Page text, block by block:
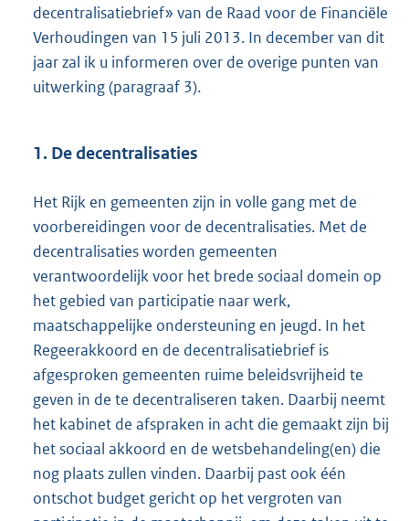
decentralisatiebrief» van de Raad voor de Financiële
Verhoudingen van 15 juli 2013. In december van dit
jaar zal ik u informeren over de overige punten van
uitwerking (paragraaf 3).
1. De decentralisaties
Het Rijk en gemeenten zijn in volle gang met de
voorbereidingen voor de decentralisaties. Met de
decentralisaties worden gemeenten
verantwoordelijk voor het brede sociaal domein op
het gebied van participatie naar werk,
maatschappelijke ondersteuning en jeugd. In het
Regeerakkoord en de decentralisatiebrief is
afgesproken gemeenten ruime beleidsvrijheid te
geven in de te decentraliseren taken. Daarbij neemt
het kabinet de afspraken in acht die gemaakt zijn bij
het sociaal akkoord en de wetsbehandeling(en) die
nog plaats zullen vinden. Daarbij past ook één
ontschot budget gericht op het vergroten van